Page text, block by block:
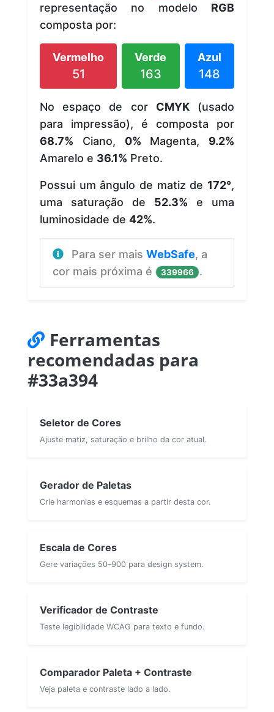
representação no modelo RGB
composta por:
Vermelho
51
Verde
163
Azul
148
No espaço de cor CMYK(usado
para impressão), é composta por
68.7% Ciano, 0% Magenta, 9.2%
Amarelo e 36.1% Preto.
Possui um ângulo de matiz de 172°,
uma saturação de 52.3% e uma
luminosidade de 42%.
Para ser mais WebSafe, a
cor mais próxima é
339966 .
Ferramentas
recomendadas para
#33a394
Seletor de Cores
Ajuste matiz, saturação e brilho da cor atual.
Gerador de Paletas
Crie harmonias e esquemas a partir desta cor.
Escala de Cores
Gere variações 50–900 para design system.
Verificador de Contraste
Teste legibilidade WCAG para texto e fundo.
Comparador Paleta + Contraste
Veja paleta e contraste lado a lado.